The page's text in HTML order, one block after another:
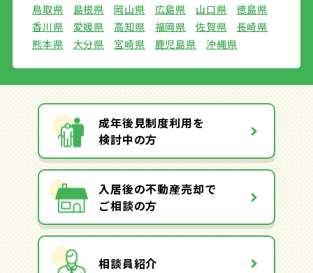
鳥取県
島根県 岡山県 広島県 山口県
徳島県
香川県
愛媛県 高知県 福岡県 佐賀県
長崎県
熊本県
大分県 宮崎県 鹿児島県 沖縄県
成年後見制度利用を
検討中の方
入居後の不動産売却で
ご相談の方
相談員紹介